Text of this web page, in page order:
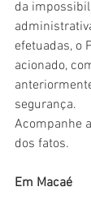
da
efetuadas, o
acionado,
segurança.
Acompanhe
dos fatos.
Em Macaé